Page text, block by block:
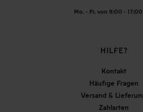
Mo. - Fr. von 9:00 -
HILFE?
Kontakt
Häufige Fragen
Versand &
Zahlarten